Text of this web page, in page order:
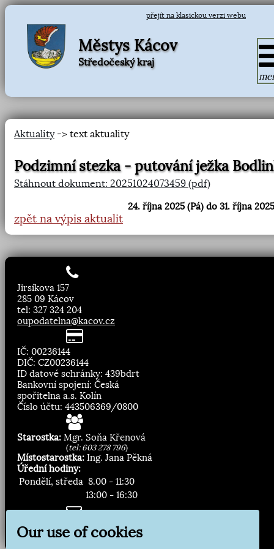
přejít na klasickou verzi webu
Městys Kácov
Středočeský kraj
Aktuality-> text aktuality
Podzimní stezka - putování ježka
Stáhnout dokument: 20251024073459 (pdf)
24. října 2025 (Pá) do 31. října
zpět na výpis aktualit
Jirsíkova 157
285 09 Kácov
tel: 327 324 204
oupodatelna@kacov.cz
IČ: 00236144
DIČ: CZ00236144
ID datové schránky: 439bdrt
Bankovní spojení: Česká
spořitelna a.s. Kolín
Číslo účtu: 443506369/0800
Starostka: Mgr. Soňa Křenová
(tel: 603 278 796)
Místostarostka: Ing. Jana Pěkná
Úřední hodiny:
Pondělí, středa 8.00 - 11:30
13:00 - 16:30
Zasílání novinek:
Our use of cookies